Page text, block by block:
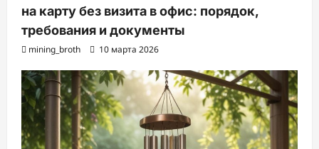
на карту без визита в офис: порядок,
требования и документы
mining_broth 10 марта 2026